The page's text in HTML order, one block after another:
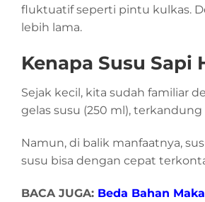
fluktuatif seperti pintu kulkas.
lebih lama.
Kenapa Susu Sapi
Sejak kecil, kita sudah familiar
gelas susu (250 ml),
Namun, di balik manfaatnya,
susu bisa dengan cepat
BACA JUGA: Beda Bahan